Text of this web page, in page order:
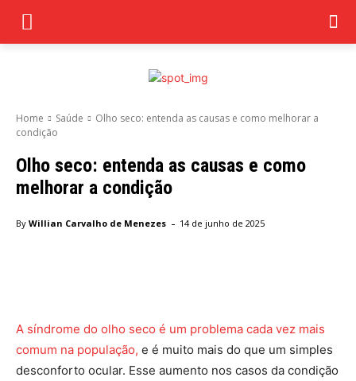
Home Saúde
Olho seco: entenda as causas e como melhorar a
condição
Olho seco: entenda as causas e como
melhorar a condição
By Willian Carvalho de Menezes - 14 de junho de 2025
A síndrome do olho seco é um problema cada vez mais
comum na população, e é muito mais do que um simples
desconforto ocular. Esse aumento nos casos da condição